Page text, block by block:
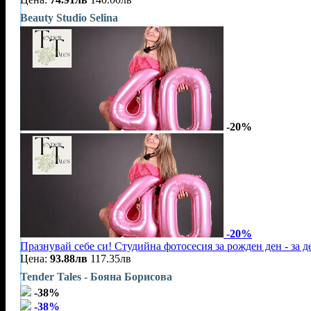
Beauty Studio Selina
-20%
-20%
Празнувай себе си! Студийна фотосесия за рожден ден - за
Цена: 93.88лв 117.35лв
Tender Tales - Бояна Борисова
-38%
-38%